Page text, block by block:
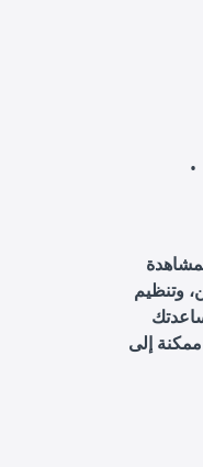
وتنظيم
إلى